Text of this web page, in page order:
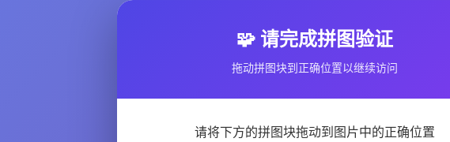
🧩 请完成拼图验证
拖动拼图块到正确位置以继续访问
请将下方的拼图块拖动到图片中的正确位置